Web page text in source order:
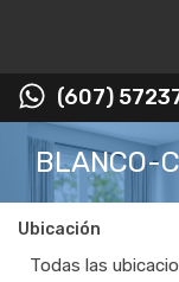
(607)
BLANCO-
Ubicación
Todas las